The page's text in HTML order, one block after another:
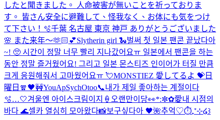
したと聞きました。 人命被害が無いことを祈っておりま
す。 皆さん安全に避難して、怪我なく、お体にも気をつけ
て下さい！ 🫧千葉 名古屋 東京 神戸 ありがとうございました
🌸 また来年〜🫶🏻💕Slytherin girl 🐍벌써 첫 일본 팬콘 끝났다아
~! 🥺 시간이 정말 너무 빨리 지나갔어요ㅠ 일본에서 팬콘을 하는
동안 정말 즐거웠어요! 그리고 일본 몬스티즈 인이어가 터질 만큼
크게 응원해줘서 고마웠어요ㅠ 💘MONSTIEZ 愛してるよ 💝 日
曜日🧣 🖤🚧YouApSychOtoo📞내가 제일 좋아하는 계절이다
🫧…🤍겨울엔 아이스크림이지🍦 오랜만이당👀*:✼✿愛내 시점의
바다 🌊셀카 열심히 모아왔다📸보구싶다아 🖤🌺추억♡⏱️₊⁺⊹໒꒱